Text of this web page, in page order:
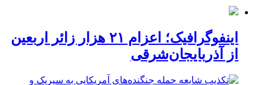
اینفوگرافیک؛ اعزام ۲۱ هزار زائر اربعین
از آذربایجان‌شرقی